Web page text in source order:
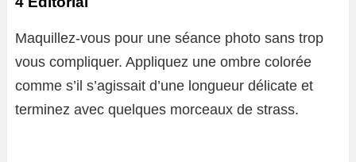
Maquillez-vous pour une séance photo sans trop
vous compliquer. Appliquez une ombre colorée
comme s’il s’agissait d’une longueur délicate et
terminez avec quelques morceaux de strass.